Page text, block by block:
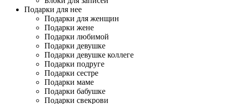
Подарки для нее
Подарки для женщин
Подарки жене
Подарки любимой
Подарки девушке
Подарки девушке коллеге
Подарки подруге
Подарки сестре
Подарки маме
Подарки бабушке
Подарки свекрови